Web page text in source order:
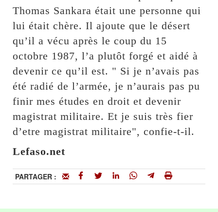
Thomas Sankara était une personne qui
lui était chère. Il ajoute que le désert
qu’il a vécu après le coup du 15
octobre 1987, l’a plutôt forgé et aidé à
devenir ce qu’il est. " Si je n’avais pas
été radié de l’armée, je n’aurais pas pu
finir mes études en droit et devenir
magistrat militaire. Et je suis très fier
d’etre magistrat militaire", confie-t-il.
Lefaso.net
PARTAGER :